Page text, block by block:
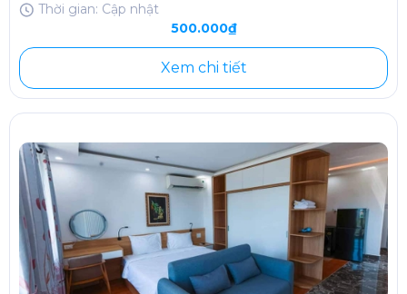
Thời gian: Cập nhật
500.000₫
Xem chi tiết